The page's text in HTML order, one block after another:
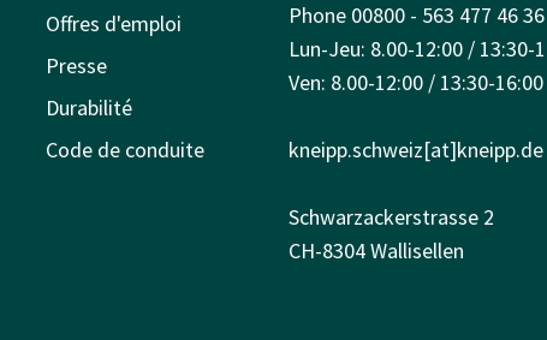
Offres d'emploi
Presse
Durabilité
Code de conduite
Phone 00800 - 563 477 46 36
Lun-Jeu: 8.00-12:00 / 13:30-
Ven: 8.00-12:00 / 13:30-
kneipp.schweiz[at]kneipp.de
Schwarzackerstrasse 2
CH-8304 Wallisellen